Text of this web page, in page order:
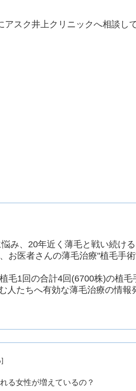
スク井上クリニックへ相談し
み、20年近く薄毛と戦い続ける
お医者さんの薄毛治療"植毛手
毛1回の合計4回(6700株)の植毛
たちへ有効な薄毛治療の情報
る女性が増えているの？